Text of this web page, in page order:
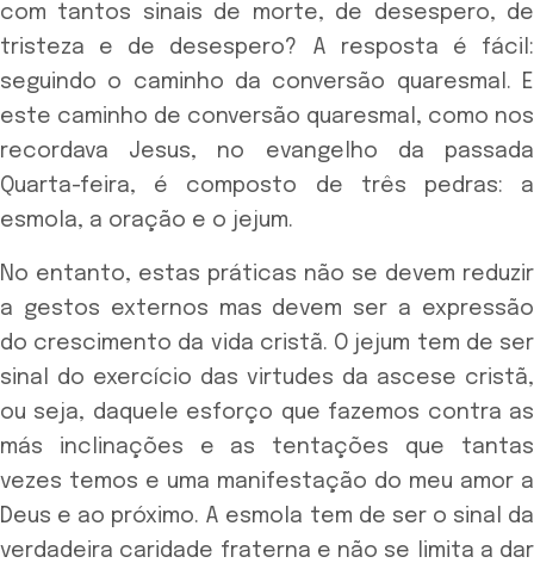
com tantos sinais de morte, de desespero, de
tristeza e de desespero? A resposta é fácil:
seguindo o caminho da conversão quaresmal. E
este caminho de conversão quaresmal, como nos
recordava Jesus, no evangelho da passada
Quarta-feira, é composto de três pedras: a
esmola, a oração e o jejum.
No entanto, estas práticas não se devem reduzir
a gestos externos mas devem ser a expressão
do crescimento da vida cristã. O jejum tem de ser
sinal do exercício das virtudes da ascese cristã,
ou seja, daquele esforço que fazemos contra as
más inclinações e as tentações que tantas
vezes temos e uma manifestação do meu amor a
Deus e ao próximo. A esmola tem de ser o sinal da
verdadeira caridade fraterna e não se limita a dar